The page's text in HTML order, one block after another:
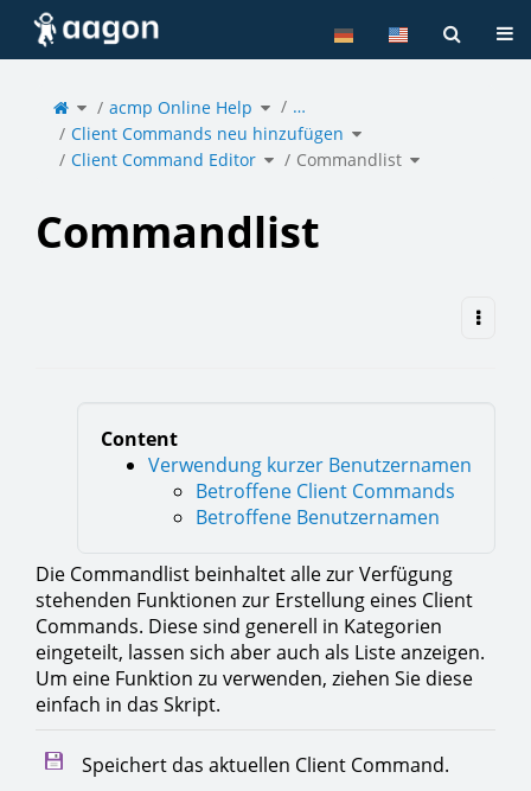
Home
Toggle
the
parent
tree
of
Commandlist.
acmp Online Help Toggle
the
hierarchy
tree
under
acmp
Online
Help.
…
Client Commands neu hinzufügen Toggle
the
hierarchy
tree
under
Client
Commands
neu
Client Command Editor Toggle
the
hierarchy
tree
Commandlist Toggle
the
hierarchy
tree
Commandlist
Content
Verwendung kurzer Benutzernamen
Betroffene Client Commands
Betroffene Benutzernamen
Die Commandlist beinhaltet alle zur Verfügung
stehenden Funktionen zur Erstellung eines Client
Commands. Diese sind generell in Kategorien
eingeteilt, lassen sich aber auch als Liste anzeigen.
Um eine Funktion zu verwenden, ziehen Sie diese
einfach in das Skript.
Speichert das aktuellen Client Command.